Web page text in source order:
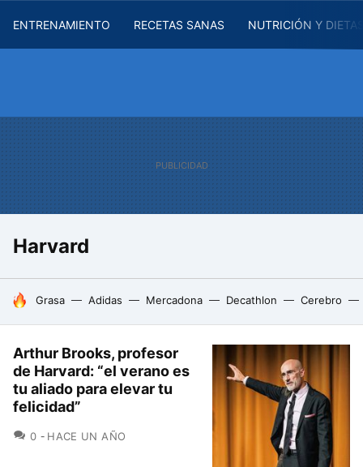
ENTRENAMIENTO RECETAS SANAS NUTRICIÓN Y
Harvard
HOY SE HABLA DE
Grasa Adidas Mercadona Decathlon Cerebro
Arthur Brooks, profesor
de Harvard: “el verano es
tu aliado para elevar tu
felicidad”
0 COMENTARIOS
HACE UN AÑO